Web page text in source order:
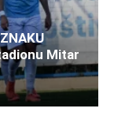
Mitar